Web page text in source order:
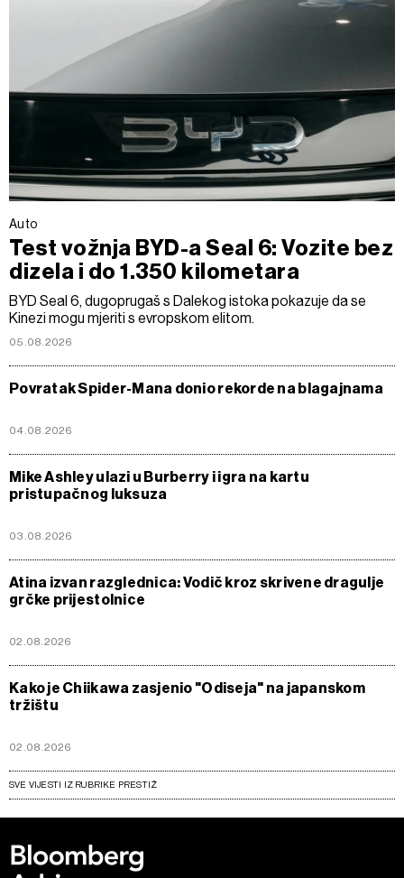
Auto
Test vožnja BYD-a Seal 6: Vozite bez
dizela i do 1.350 kilometara
BYD Seal 6, dugoprugaš s Dalekog istoka pokazuje da se
Kinezi mogu mjeriti s evropskom elitom.
05.08.2026
Povratak Spider-Mana donio rekorde na blagajnama
04.08.2026
Mike Ashley ulazi u Burberry i igra na kartu
pristupačnog luksuza
03.08.2026
Atina izvan razglednica: Vodič kroz skrivene dragulje
grčke prijestolnice
02.08.2026
Kako je Chiikawa zasjenio "Odiseja" na japanskom
tržištu
02.08.2026
SVE VIJESTI IZ RUBRIKE PRESTIŽ